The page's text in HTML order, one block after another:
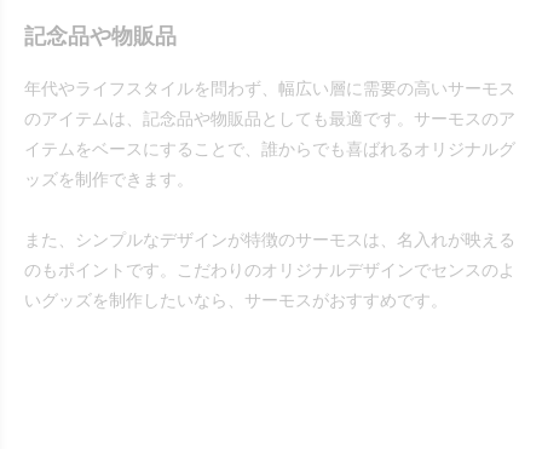
記念品や物販品
年代やライフスタイルを問わず、幅広い層に需要の高いサーモス
のアイテムは、記念品や物販品としても最適です。サーモスのア
イテムをベースにすることで、誰からでも喜ばれるオリジナルグ
ッズを制作できます。
また、シンプルなデザインが特徴のサーモスは、名入れが映える
のもポイントです。こだわりのオリジナルデザインでセンスのよ
いグッズを制作したいなら、サーモスがおすすめです。